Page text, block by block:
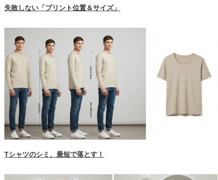
失敗しない「プリント位置＆サイズ」
Tシャツのシミ、最短で落とす！